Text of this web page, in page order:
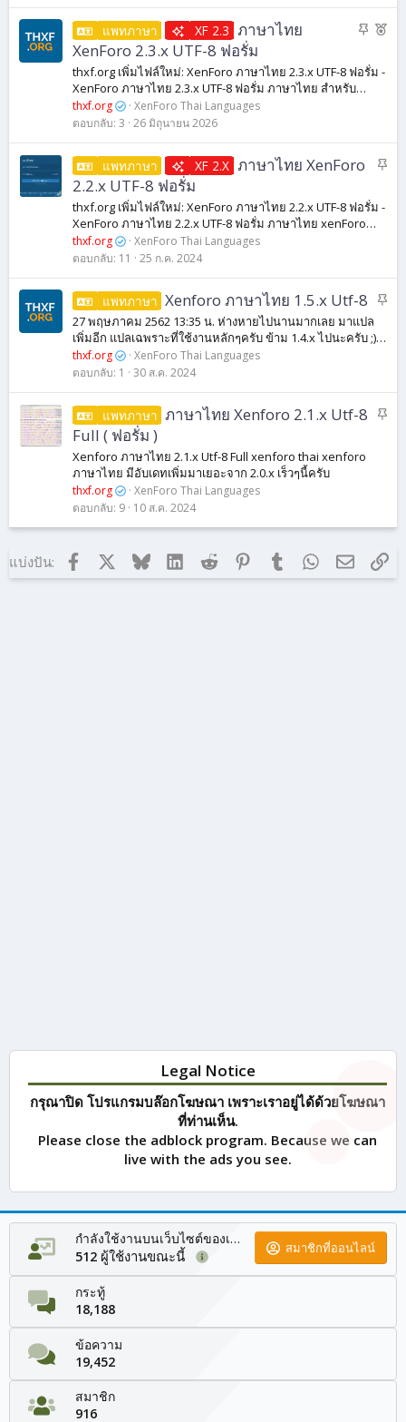
ปั
ห
แ
แพทภาษา XF 2.3 ภาษาไทย
XenForo 2.3.x UTF-8 ฟอรั่ม
thxf.org เพิ่มไฟล์ใหม่: XenForo ภาษาไทย 2.3.x UTF-8 ฟอรั่ม -
XenForo ภาษาไทย 2.3.x UTF-8 ฟอรั่ม ภาษาไทย สําหรับ
XenForo เวอร์ชัน 2.3.0 เวอร์ชั่น 2.2.x : สำหรับท่านที่ใช้
forum/forums ด้วยไฟล์ XML...
thxf.org
XenForo Thai Languages
ตอบกลับ 3 26 มิถุนายน 2026
ปั
แพทภาษา XF 2.X ภาษาไทย XenForo
2.2.x UTF-8 ฟอรั่ม
thxf.org เพิ่มไฟล์ใหม่: XenForo ภาษาไทย 2.2.x UTF-8 ฟอรั่ม -
XenForo ภาษาไทย 2.2.x UTF-8 ฟอรั่ม ภาษาไทย xenForo
2.2.x UTF-8 ฟอรั่ม by Thxf เวอร์ชั่น 2.3.x : สำหรับท่านที่ใช้
forum/forums ด้วยไฟล์...
thxf.org
XenForo Thai Languages
ตอบกลับ 11 25 ก.ค. 2024
ปั
แพทภาษา Xenforo ภาษาไทย 1.5.x Utf-8
27 พฤษภาคม 2562 13:35 น. ห่างหายไปนานมากเลย มาแปล
เพิ่มอีก แปลเฉพราะที่ใช้งานหลักๆครับ ข้าม 1.4.x ไปนะครับ ;)
xenforo ภาษาไทย 1.5.x UTF-8 ขอบคุณ jaideejung007 ที่ช่วย
แปล ปล...
thxf.org
XenForo Thai Languages
ตอบกลับ 1 30 ส.ค. 2024
ปั
แพทภาษา ภาษาไทย Xenforo 2.1.x Utf-8
Full ( ฟอรั่ม )
Xenforo ภาษาไทย 2.1.x Utf-8 Full xenforo thai xenforo
ภาษาไทย มีอับเดทเพิ่มมาเยอะจาก 2.0.x เร็วๆนี้ครับ
thxf.org
XenForo Thai Languages
ตอบกลับ 9 10 ส.ค. 2024
แบ่งปัน: FacebookX (ทวิตเตอร์)
Bluesky LinkedInReddit Pinterest
Tumblr WhatsApp
อีเมล ลิ
Legal Notice
กรุณาปิด โปรแกรมบล๊อกโฆษณา เพราะเราอยู่ได้ด้วยโฆษณา
ที่ท่านเห็น.
Please close the adblock program. Because we can
live with the ads you see.
กำลังใช้งานบนเว็บไซต์ของเรา
512 ผู้ใช้งานขณะนี้ สมาชิกที่ออนไลน์
กระทู้
18,188
ข้อความ
19,452
สมาชิก
916